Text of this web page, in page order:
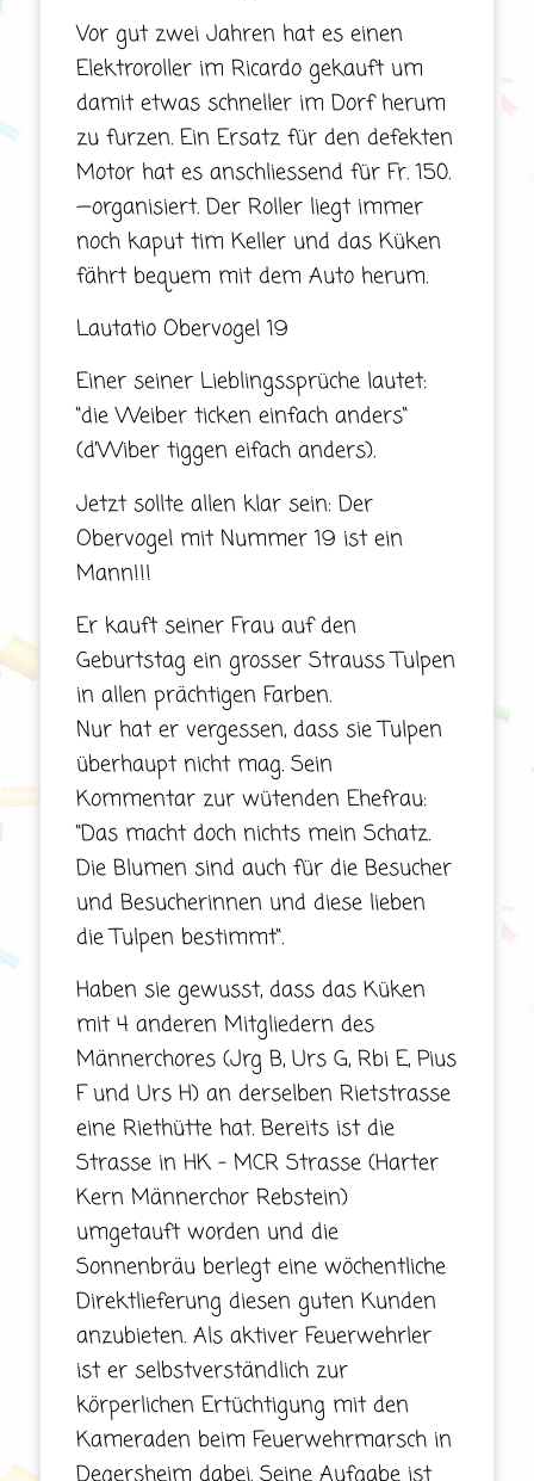
Vor gut zwei Jahren hat es einen
Elektroroller im Ricardo gekauft um
damit etwas schneller im Dorf herum
zu furzen. Ein Ersatz für den defekten
Motor hat es anschliessend für Fr. 150.
—organisiert. Der Roller liegt immer
noch kaput tim Keller und das Küken
fährt bequem mit dem Auto herum.
Lautatio Obervogel 19
Einer seiner Lieblingssprüche lautet:
“die Weiber ticken einfach anders“
(d’Wiber tiggen eifach anders).
Jetzt sollte allen klar sein: Der
Obervogel mit Nummer 19 ist ein
Mann!!!
Er kauft seiner Frau auf den
Geburtstag ein grosser Strauss Tulpen
in allen prächtigen Farben.
Nur hat er vergessen, dass sie Tulpen
überhaupt nicht mag. Sein
Kommentar zur wütenden Ehefrau:
“Das macht doch nichts mein Schatz.
Die Blumen sind auch für die Besucher
und Besucherinnen und diese lieben
die Tulpen bestimmt“.
Haben sie gewusst, dass das Küken
mit 4 anderen Mitgliedern des
Männerchores (Jrg B, Urs G, Rbi E, Pius
F und Urs H) an derselben Rietstrasse
eine Riethütte hat. Bereits ist die
Strasse in HK – MCR Strasse (Harter
Kern Männerchor Rebstein)
umgetauft worden und die
Sonnenbräu berlegt eine wöchentliche
Direktlieferung diesen guten Kunden
anzubieten. Als aktiver Feuerwehrler
ist er selbstverständlich zur
körperlichen Ertüchtigung mit den
Kameraden beim Feuerwehrmarsch in